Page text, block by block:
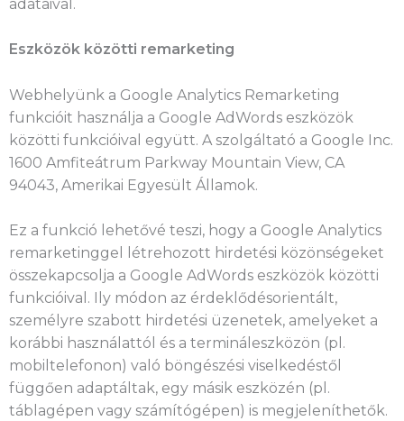
adataival.
Eszközök közötti remarketing
Webhelyünk a Google Analytics Remarketing
funkcióit használja a Google AdWords eszközök
közötti funkcióival együtt. A szolgáltató a Google Inc.
1600 Amfiteátrum Parkway Mountain View, CA
94043, Amerikai Egyesült Államok.
Ez a funkció lehetővé teszi, hogy a Google Analytics
remarketinggel létrehozott hirdetési közönségeket
összekapcsolja a Google AdWords eszközök közötti
funkcióival. Ily módon az érdeklődésorientált,
személyre szabott hirdetési üzenetek, amelyeket a
korábbi használattól és a termináleszközön (pl.
mobiltelefonon) való böngészési viselkedéstől
függően adaptáltak, egy másik eszközén (pl.
táblagépen vagy számítógépen) is megjeleníthetők.